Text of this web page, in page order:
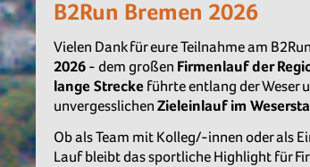
B2Run Bremen 2026
Vielen Dank für eure Teilnahme am
2026 - dem großen Firmenlauf der
lange Strecke führte entlang der Weser
unvergesslichen Zieleinlauf im
Ob als Team mit Kolleg/-innen oder als
Lauf bleibt das sportliche Highlight für